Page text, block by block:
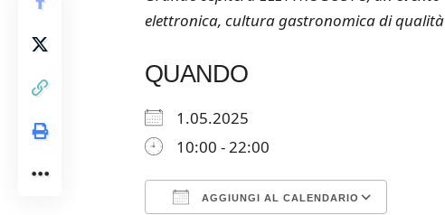
elettronica, cultura gastronomica di qualità
QUANDO
1.05.2025
10:00 - 22:00
AGGIUNGI AL CALENDARIO